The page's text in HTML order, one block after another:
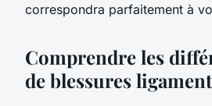
correspondra parfaitement à
Comprendre les
de blessures